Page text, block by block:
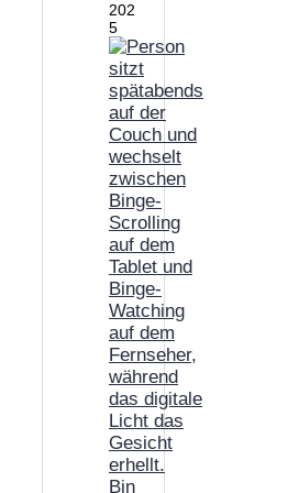
202
5
Bin